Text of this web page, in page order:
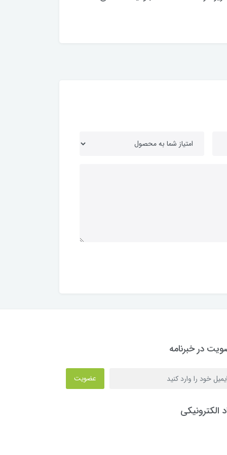
در خبرنامه
عضویت
الکترونیکی